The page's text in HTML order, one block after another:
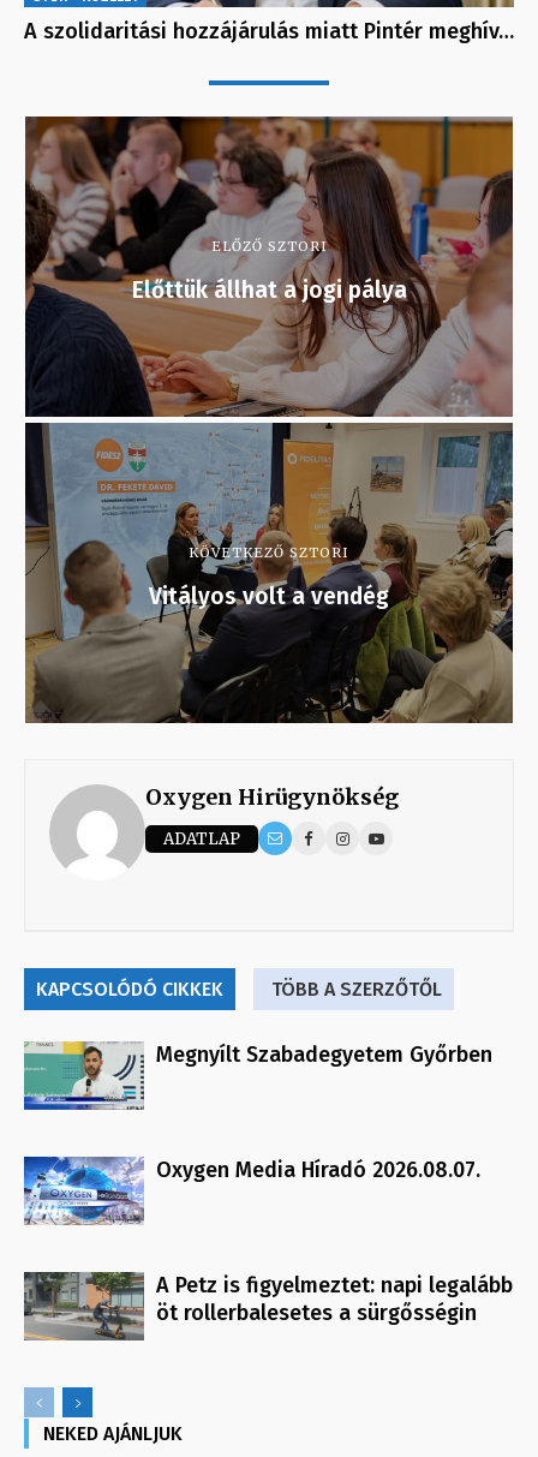
A szolidaritási hozzájárulás miatt Pintér meghív…
ELŐZŐ SZTORI
Előttük állhat a jogi pálya
KÖVETKEZŐ SZTORI
Vitályos volt a vendég
Oxygen Hirügynökség
ADATLAP
KAPCSOLÓDÓ CIKKEK TÖBB A SZERZŐTŐL
Megnyílt Szabadegyetem Győrben
Oxygen Media Híradó 2026.08.07.
A Petz is figyelmeztet: napi legalább
öt rollerbalesetes a sürgősségin
NEKED AJÁNLJUK